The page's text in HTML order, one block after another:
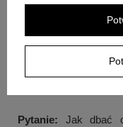
Jak w
cenie otrzymujesz
Czy
Pytanie: Jak dbać